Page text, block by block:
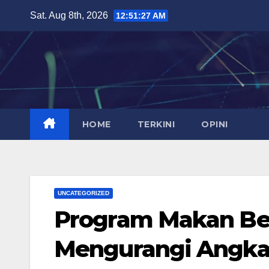
content
Sat. Aug 8th, 2026 12:51:28 AM
HOME TERKINI OPINI
UNCATEGORIZED
Program Makan
Mengurangi